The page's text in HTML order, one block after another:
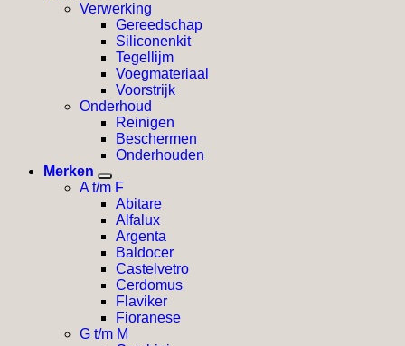
Verwerking
Gereedschap
Siliconenkit
Tegellijm
Voegmateriaal
Voorstrijk
Onderhoud
Reinigen
Beschermen
Onderhouden
Merken
A t/m F
Abitare
Alfalux
Argenta
Baldocer
Castelvetro
Cerdomus
Flaviker
Fioranese
G t/m M